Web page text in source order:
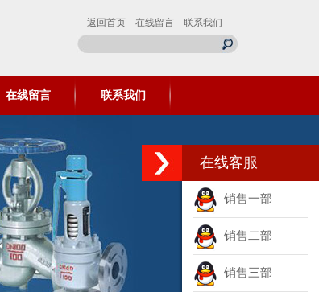
返回首页 在线留言 联系我们
在线留言 联系我们
在线客服
销售一部
销售二部
销售三部